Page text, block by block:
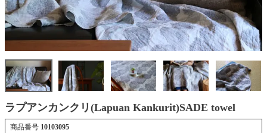
ラプアンカンクリ(Lapuan Kankurit)SADE towel
商品番号 10103095